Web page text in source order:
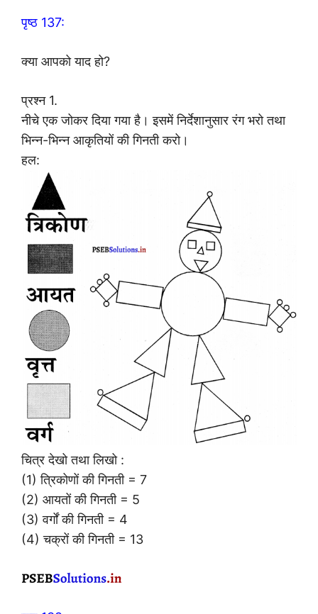
पृष्ठ 137:
क्या आपको याद हो?
प्रश्न 1.
नीचे एक जोकर दिया गया है। इसमें निर्देशानुसार रंग भरो तथा
भिन्न-भिन्न आकृतियों की गिनती करो।
हल:
चित्र देखो तथा लिखो :
(1) त्रिकोणों की गिनती = 7
(2) आयतों की गिनती = 5
(3) वर्गों की गिनती = 4
(4) चक्रों की गिनती = 13